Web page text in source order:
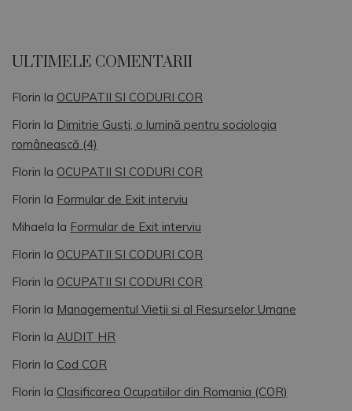
ULTIMELE COMENTARII
Florin la OCUPATII SI CODURI COR
Florin la Dimitrie Gusti, o lumină pentru sociologia
românească (4)
Florin la OCUPATII SI CODURI COR
Florin la Formular de Exit interviu
Mihaela la Formular de Exit interviu
Florin la OCUPATII SI CODURI COR
Florin la OCUPATII SI CODURI COR
Florin la Managementul Vietii si al Resurselor Umane
Florin la AUDIT HR
Florin la Cod COR
Florin la Clasificarea Ocupatiilor din Romania (COR)